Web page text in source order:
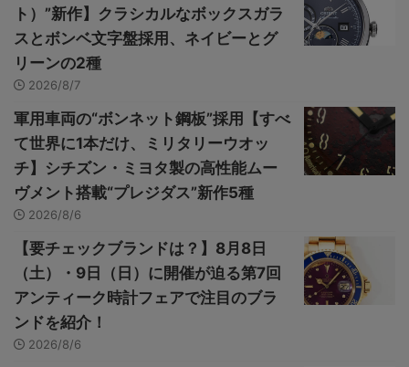
ト）”新作】クラシカルなボックスガラ
スとボンベ文字盤採用、ネイビーとグ
リーンの2種
2026/8/7
軍用車両の“ボンネット鋼板”採用【すべ
て世界に1本だけ、ミリタリーウオッ
チ】シチズン・ミヨタ製の高性能ムー
ヴメント搭載“プレジダス”新作5種
2026/8/6
【要チェックブランドは？】8月8日
（土）・9日（日）に開催が迫る第7回
アンティーク時計フェアで注目のブラ
ンドを紹介！
2026/8/6